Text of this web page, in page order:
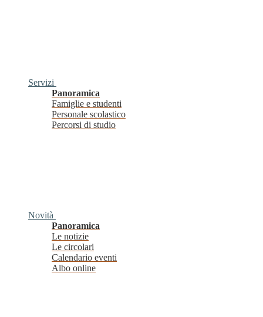
Servizi
Panoramica
Famiglie e studenti
Personale scolastico
Percorsi di studio
Novità
Panoramica
Le notizie
Le circolari
Calendario eventi
Albo online